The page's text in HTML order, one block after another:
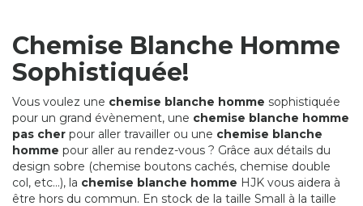
Chemise Blanche Homme
Sophistiquée!
Vous voulez une chemise blanche homme sophistiquée
pour un grand évènement, une chemise blanche homme
pas cher pour aller travailler ou une chemise blanche
homme pour aller au rendez-vous ? Grâce aux détails du
design sobre (chemise boutons cachés, chemise double
col, etc...), la chemise blanche homme HJK vous aidera à
être hors du commun. En stock de la taille Small à la taille